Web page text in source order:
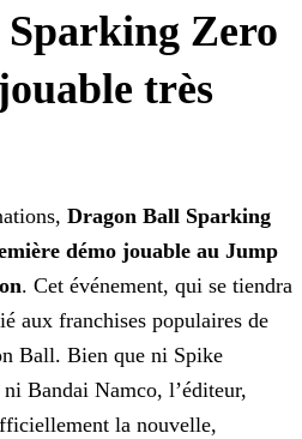
Zero
très
Dragon Ball Sparking
démo jouable au Jump
. Cet événement, qui se tiendra
aux franchises populaires de
Ball. Bien que ni Spike
Bandai Namco, l’éditeur,
la nouvelle,